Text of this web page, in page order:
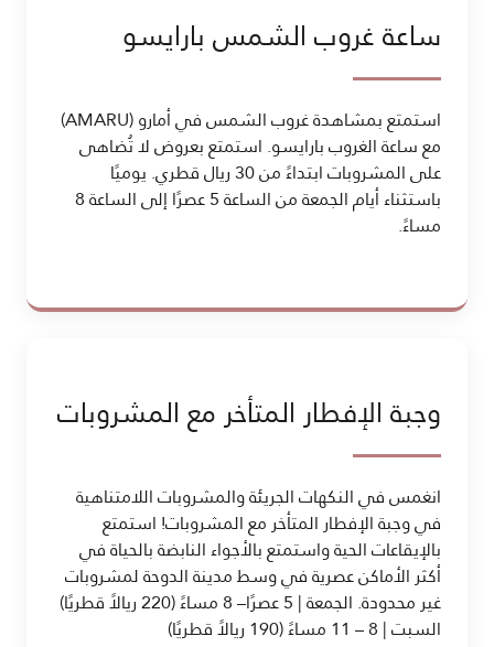
ساعة غروب الشمس بارايسو
استمتع بمشاهدة غروب الشمس في أمارو (AMARU)
مع ساعة الغروب بارايسو. استمتع بعروض لا تُضاهى
على المشروبات ابتداءً من 30 ريال قطري. يوميًا
باستثناء أيام الجمعة من الساعة 5 عصرًا إلى الساعة 8
مساءً.
وجبة الإفطار المتأخر مع المشروبات
انغمس في النكهات الجريئة والمشروبات اللامتناهية
في وجبة الإفطار المتأخر مع المشروبات! استمتع
بالإيقاعات الحية واستمتع بالأجواء النابضة بالحياة في
أكثر الأماكن عصرية في وسط مدينة الدوحة لمشروبات
غير محدودة. الجمعة | 5 عصرًا– 8 مساءً (220 ريالاً قطريًا)
السبت | 8 – 11 مساءً (190 ريالاً قطريًا)